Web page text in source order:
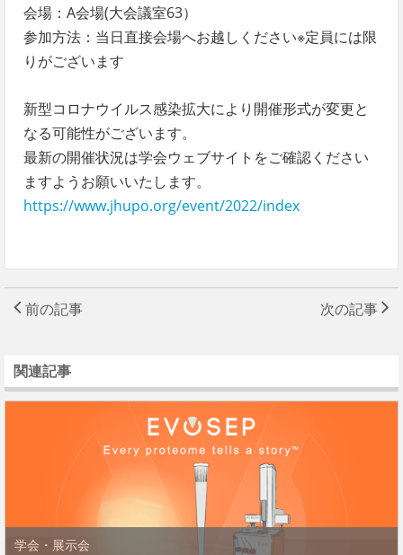
会場：A会場(大会議室63）
参加方法：当日直接会場へお越しください※定員には限
りがございます
新型コロナウイルス感染拡大により開催形式が変更と
なる可能性がございます。
最新の開催状況は学会ウェブサイトをご確認ください
ますようお願いいたします。
https://www.jhupo.org/event/2022/index
前の記事 次の記事
関連記事
学会・展示会